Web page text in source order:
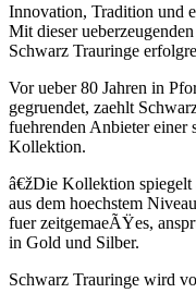
Innovation, Tradition und
Mit dieser
Schwarz Trauringe
Vor ueber 80 Jahren in
gegruendet, zaehlt
fuehrenden Anbieter einer
Kollektion.
â€žDie Kollektion spiegelt
aus dem hoechstem
fuer zeitgemaeÃŸes,
in Gold und Silber.
Schwarz Trauringe wird